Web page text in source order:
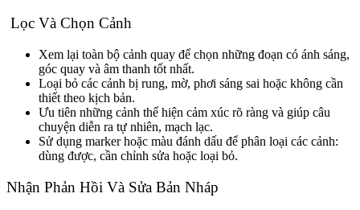
Lọc Và Chọn Cảnh
Xem lại toàn bộ cảnh quay để chọn những đoạn có ánh sáng,
góc quay và âm thanh tốt nhất.
Loại bỏ các cảnh bị rung, mờ, phơi sáng sai hoặc không cần
thiết theo kịch bản.
Ưu tiên những cảnh thể hiện cảm xúc rõ ràng và giúp câu
chuyện diễn ra tự nhiên, mạch lạc.
Sử dụng marker hoặc màu đánh dấu để phân loại các cảnh:
dùng được, cần chỉnh sửa hoặc loại bỏ.
Nhận Phản Hồi Và Sửa Bản Nháp